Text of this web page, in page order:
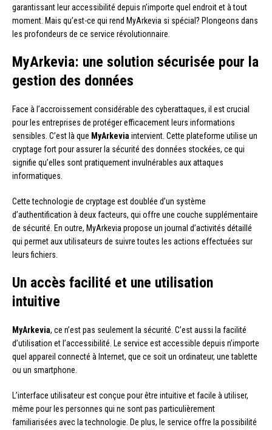
garantissant leur accessibilité depuis n’importe quel endroit et à tout
moment. Mais qu’est-ce qui rend MyArkevia si spécial? Plongeons dans
les profondeurs de ce service révolutionnaire.
MyArkevia: une solution sécurisée pour la
gestion des données
Face à l’accroissement considérable des cyberattaques, il est crucial
pour les entreprises de protéger efficacement leurs informations
sensibles. C’est là que MyArkevia intervient. Cette plateforme utilise un
cryptage fort pour assurer la sécurité des données stockées, ce qui
signifie qu’elles sont pratiquement invulnérables aux attaques
informatiques.
Cette technologie de cryptage est doublée d’un système
d’authentification à deux facteurs, qui offre une couche supplémentaire
de sécurité. En outre, MyArkevia propose un journal d’activités détaillé
qui permet aux utilisateurs de suivre toutes les actions effectuées sur
leurs fichiers.
Un accès facilité et une utilisation
intuitive
MyArkevia, ce n’est pas seulement la sécurité. C’est aussi la facilité
d’utilisation et l’accessibilité. Le service est accessible depuis n’importe
quel appareil connecté à Internet, que ce soit un ordinateur, une tablette
ou un smartphone.
L’interface utilisateur est conçue pour être intuitive et facile à utiliser,
même pour les personnes qui ne sont pas particulièrement
familiarisées avec la technologie. De plus, le service offre la possibilité